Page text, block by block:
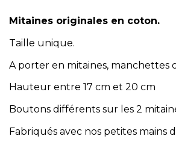
Mitaines originales en coton.
Taille unique.
A porter en mitaines, manchettes
Hauteur entre 17 cm et 20 cm
Boutons différents sur les 2
Fabriqués avec nos petites mains